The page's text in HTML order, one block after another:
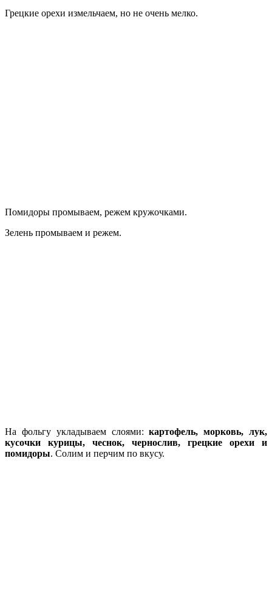
Грецкие орехи измельчаем, но не очень мелко.
Помидоры промываем, режем кружочками.
Зелень промываем и режем.
На фольгу укладываем слоями:картофель, морковь, лук,
кусочки курицы, чеснок, чернослив, грецкие орехи и
помидоры. Солим и перчим по вкусу.